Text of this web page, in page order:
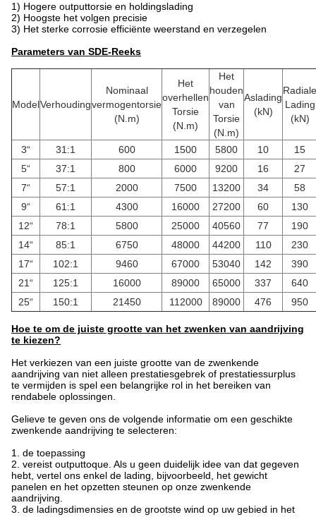
1) Hogere outputtorsie en holdingslading
2) Hoogste het volgen precisie
3) Het sterke corrosie efficiënte weerstand en verzegelen
Parameters van SDE-Reeks
ModelVerhouding
Nominaal
vermogentorsie
(N.m)
Het
overhellen
Torsie
(N.m)
Het
houden
van
Torsie
(N.m)
Aslading
(kN)
Radiale
Lading
(kN)
3“ 31:1 600 1500 5800 10
15
5“
37:1 800 6000 9200 16
27
7“
57:1 2000 7500 13200 34
58
9“
61:1 4300 16000 27200 60
130
12“
78:1 5800 25000 40560 77
190
14“
85:1 6750 48000 44200 110
230
17“
102:1 9460 67000 53040 142
390
21“
125:1 16000 89000 65000 337
640
25“
150:1 21450 112000 89000 476 950
Hoe te om de juiste grootte van het zwenken van aandrijving
te kiezen?
Het verkiezen van een juiste grootte van de zwenkende
aandrijving van niet alleen prestatiesgebrek of prestatiessurplus
te vermijden is spel een belangrijke rol in het bereiken van
rendabele oplossingen.
Gelieve te geven ons de volgende informatie om een geschikte
zwenkende aandrijving te selecteren:
1. de toepassing
2. vereist outputtoque. Als u geen duidelijk idee van dat gegeven
hebt, vertel ons enkel de lading, bijvoorbeeld, het gewicht
panelen en het opzetten steunen op onze zwenkende
aandrijving.
3. de ladingsdimensies en de grootste wind op uw gebied in het